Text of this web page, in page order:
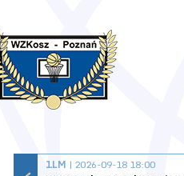
1LM | 2026-09-18 18:00